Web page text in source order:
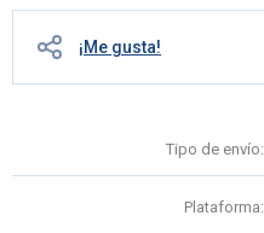
¡Me gusta!
Tipo de envío:
Plataforma: